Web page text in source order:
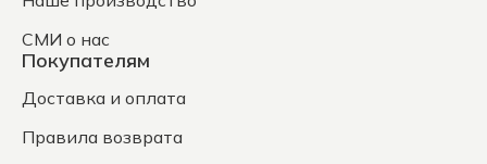
СМИ о нас
Покупателям
Доставка и оплата
Правила возврата